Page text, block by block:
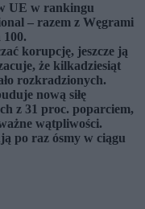
UE w rankingu
– razem z Węgrami
100.
korupcję, jeszcze ją
że kilkadziesiąt
rozkradzionych.
nową siłę
z 31 proc. poparciem,
wątpliwości.
po raz ósmy w ciągu